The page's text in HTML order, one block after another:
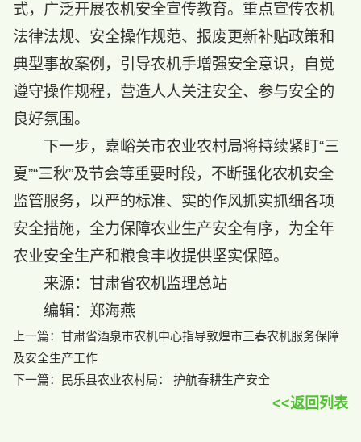
式，广泛开展农机安全宣传教育。重点宣传农机
法律法规、安全操作规范、报废更新补贴政策和
典型事故案例，引导农机手增强安全意识，自觉
遵守操作规程，营造人人关注安全、参与安全的
良好氛围。
下一步，嘉峪关市农业农村局将持续紧盯“三
夏”“三秋”及节会等重要时段，不断强化农机安全
监管服务，以严的标准、实的作风抓实抓细各项
安全措施，全力保障农业生产安全有序，为全年
农业安全生产和粮食丰收提供坚实保障。
来源：甘肃省农机监理总站
编辑：郑海燕
上一篇： 甘肃省酒泉市农机中心指导敦煌市三春农机服务保障
及安全生产工作
下一篇：
民乐县农业农村局： 护航春耕生产安全
<<返回列表